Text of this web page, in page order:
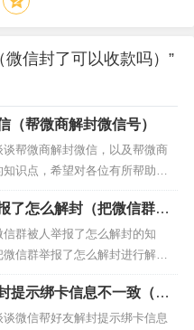
信封了可以收款吗）”
（帮微商解封微信号）
帮微商解封微信，以及帮微商
识点，希望对各位有所帮助，
。本文目录一览：1、帮别人微
2、帮别人微信解封会有危险
了微信，他的微信又被封了的
...
了怎么解封（把微信群举
群被人举报了怎么解封的知
信群举报了怎么解封进行解
你现在面临的问题，别忘了关
台），现在开始吧！本文目录
狗举报了怎么解封 在线等2、刚
提示绑卡信息不一致（微
绑卡信息不一致）
微信帮好友解封提示绑卡信息